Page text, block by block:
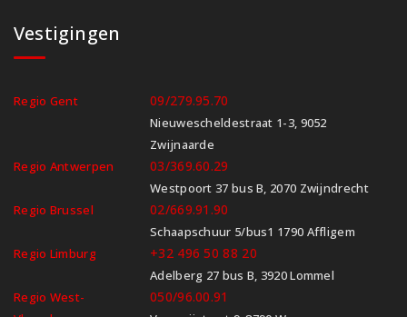
Vestigingen
Regio Gent 09/279.95.70
Nieuwescheldestraat 1-3, 9052
Zwijnaarde
Regio Antwerpen
03/369.60.29
Westpoort 37 bus B, 2070 Zwijndrecht
Regio Brussel
02/669.91.90
Schaapschuur 5/bus1 1790 Affligem
Regio Limburg
+32 496 50 88 20
Adelberg 27 bus B, 3920 Lommel
Regio West-
050/96.00.91